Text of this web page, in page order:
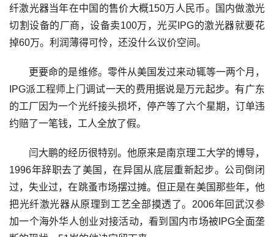
纤激光器当年在中国的售价大概150万人民币。国内做激光
切割设备的厂商，设备卖100万，光买IPG的激光器就要花
掉60万。利润薄得可怜，还没什么议价空间。
更要命的是维修。零件从美国发过来动辄等一两个月，
IPG派工程师上门调试一天的费用据说是万元起步。有广东
的工厂因为一个光纤接头损坏，停产等了六个星期，订单违
约赔了一笔钱，工人全放了假。
闫大鹏的经历很特别。他原来是南京理工大学的博导，
1996年辞职去了美国，在异国从底层重新起步。公司倒闭
过，失业过，在跳蚤市场摆过摊。但正是在美国那些年，他
把光纤激光器从原理到工艺全部摸透了。2006年回武汉参
加一个海外华人创业对接活动，看到国内市场被IPG全面垄